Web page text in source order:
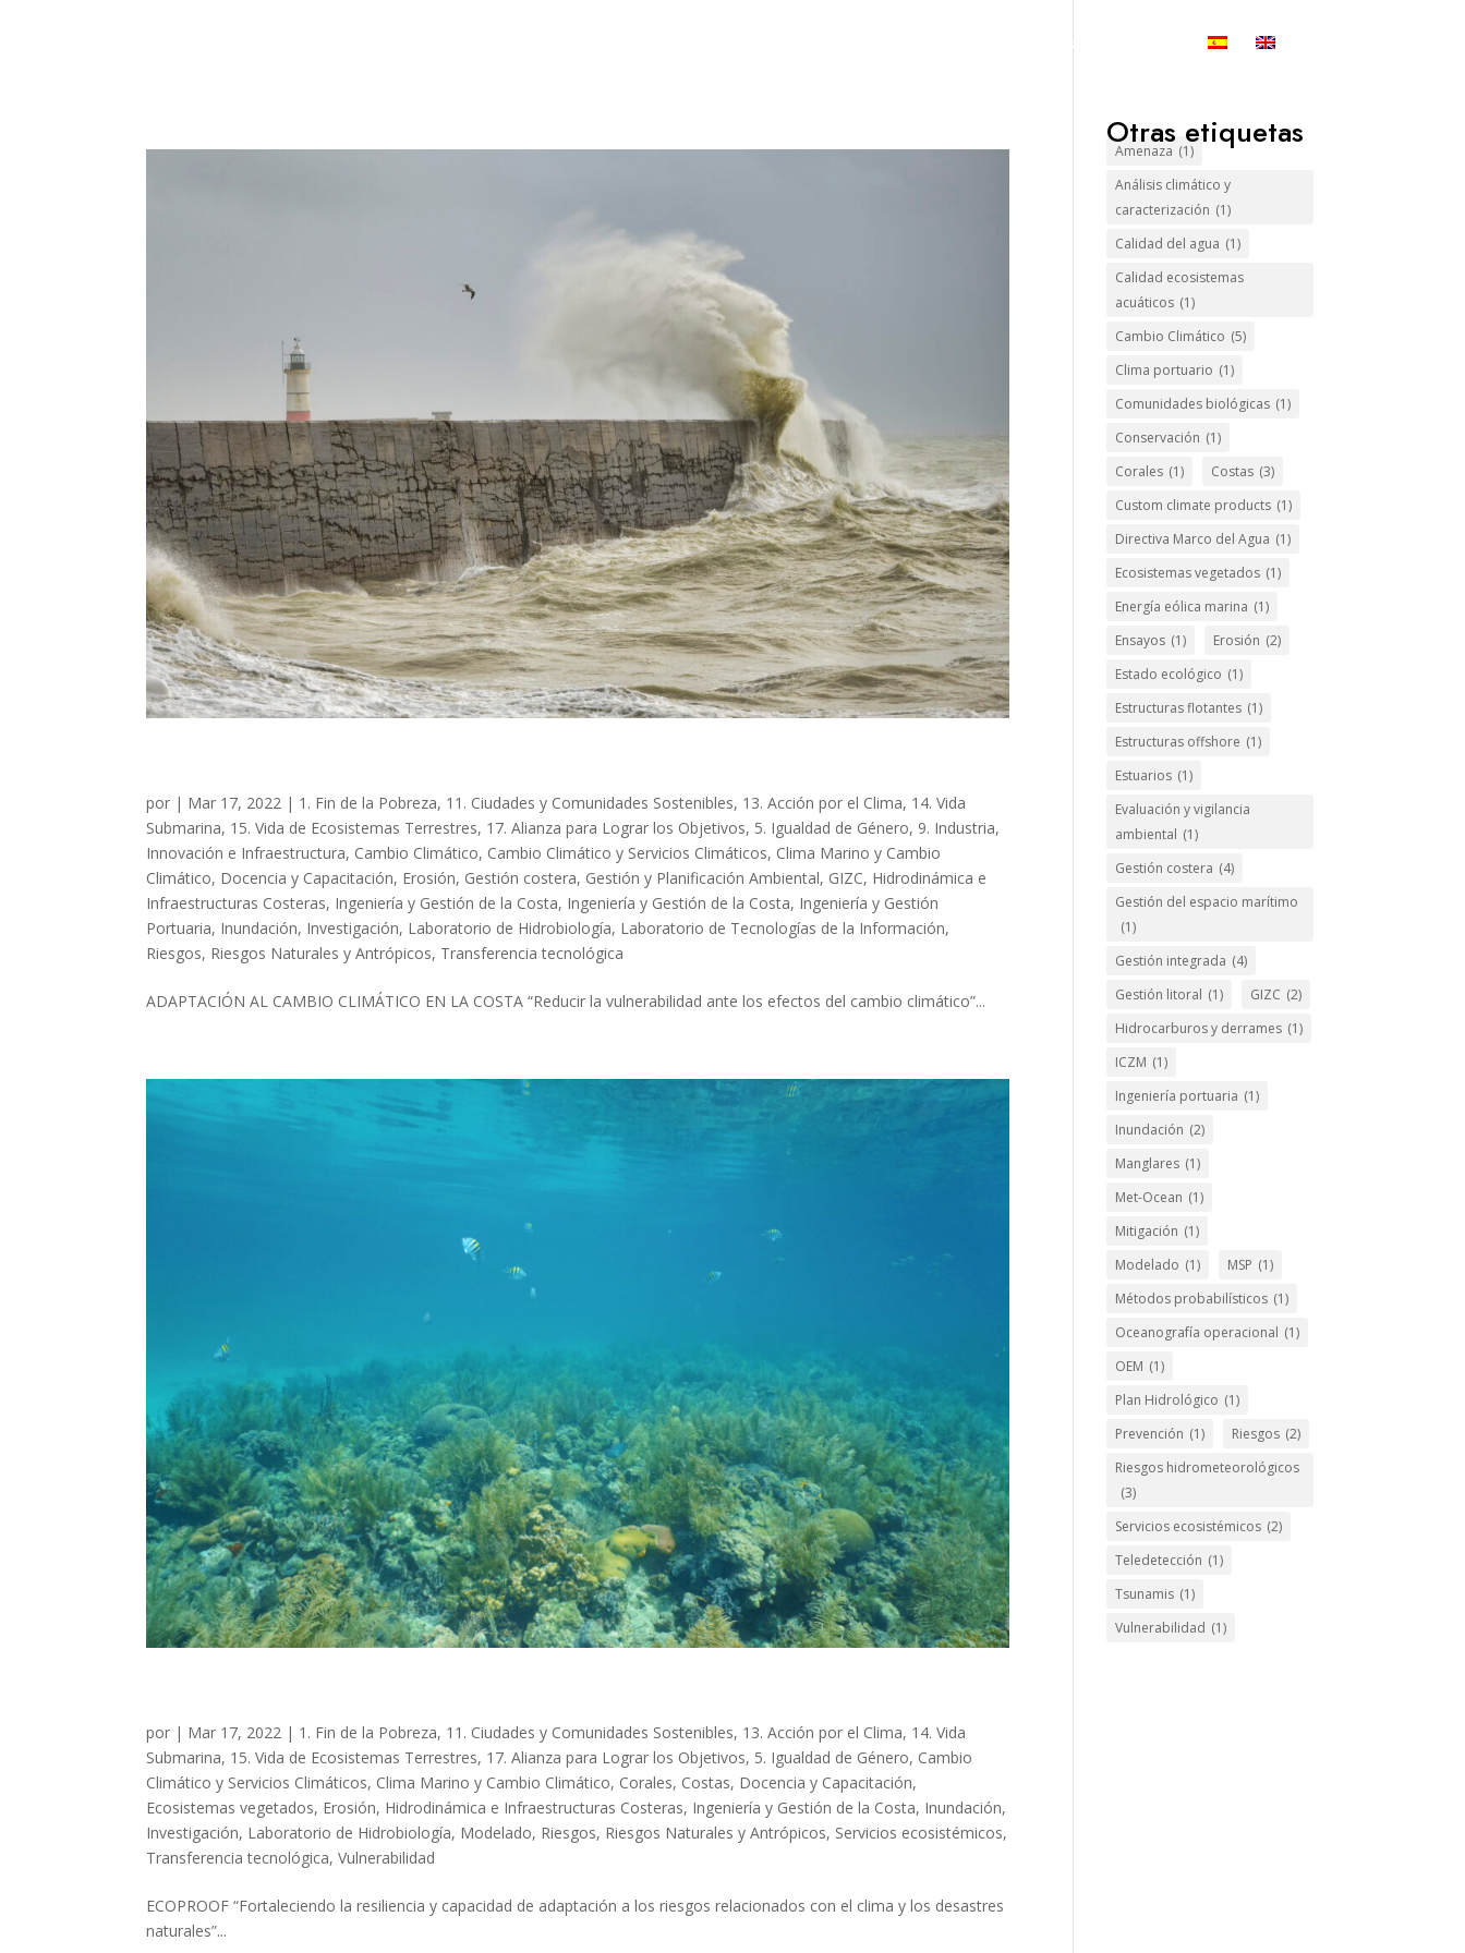
Grupos de Investigación
por | Mar 17, 2022 | 1. Fin de la Pobreza, 11. Ciudades y Comunidades Sostenibles, 13. Acción por el Clima, 14. Vida
Submarina, 15. Vida de Ecosistemas Terrestres, 17. Alianza para Lograr los Objetivos, 5. Igualdad de Género, 9. Industria,
Innovación e Infraestructura, Cambio Climático, Cambio Climático y Servicios Climáticos, Clima Marino y Cambio
Climático, Docencia y Capacitación, Erosión, Gestión costera, Gestión y Planificación Ambiental, GIZC, Hidrodinámica e
Infraestructuras Costeras, Ingeniería y Gestión de la Costa, Ingeniería y Gestión de la Costa, Ingeniería y Gestión
Portuaria, Inundación, Investigación, Laboratorio de Hidrobiología, Laboratorio de Tecnologías de la Información,
Riesgos, Riesgos Naturales y Antrópicos, Transferencia tecnológica
ADAPTACIÓN AL CAMBIO CLIMÁTICO EN LA COSTA “Reducir la vulnerabilidad ante los efectos del cambio climático”...
por | Mar 17, 2022 | 1. Fin de la Pobreza, 11. Ciudades y Comunidades Sostenibles, 13. Acción por el Clima, 14. Vida
Submarina, 15. Vida de Ecosistemas Terrestres, 17. Alianza para Lograr los Objetivos, 5. Igualdad de Género, Cambio
Climático y Servicios Climáticos, Clima Marino y Cambio Climático, Corales, Costas, Docencia y Capacitación,
Ecosistemas vegetados, Erosión, Hidrodinámica e Infraestructuras Costeras, Ingeniería y Gestión de la Costa, Inundación,
Investigación, Laboratorio de Hidrobiología, Modelado, Riesgos, Riesgos Naturales y Antrópicos, Servicios ecosistémicos,
Transferencia tecnológica,Vulnerabilidad
ECOPROOF “Fortaleciendo la resiliencia y capacidad de adaptación a los riesgos relacionados con el clima y los desastres
naturales”...
Otras etiquetas
Amenaza (1)
Análisis climático y
caracterización (1)
Calidad del agua (1)
Calidad ecosistemas
acuáticos (1)
Cambio Climático (5)
Clima portuario (1)
Comunidades biológicas (1)
Conservación (1)
Corales (1) Costas (3)
Custom climate products (1)
Directiva Marco del Agua (1)
Ecosistemas vegetados (1)
Energía eólica marina (1)
Ensayos (1) Erosión (2)
Estado ecológico (1)
Estructuras flotantes (1)
Estructuras offshore (1)
Estuarios (1)
Evaluación y vigilancia
ambiental (1)
Gestión costera (4)
Gestión del espacio marítimo
(1)
Gestión integrada (4)
Gestión litoral (1) GIZC (2)
Hidrocarburos y derrames (1)
ICZM (1)
Ingeniería portuaria (1)
Inundación (2)
Manglares (1)
Met-Ocean (1)
Mitigación (1)
Modelado (1) MSP (1)
Métodos probabilísticos (1)
Oceanografía operacional (1)
OEM (1)
Plan Hidrológico (1)
Prevención (1) Riesgos (2)
Riesgos hidrometeorológicos
(3)
Servicios ecosistémicos (2)
Teledetección (1)
Tsunamis (1)
Vulnerabilidad (1)